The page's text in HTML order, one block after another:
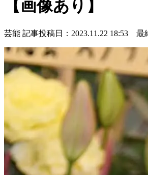
【画像あり】
芸能 記事投稿日：2023.11.22 18:53 最